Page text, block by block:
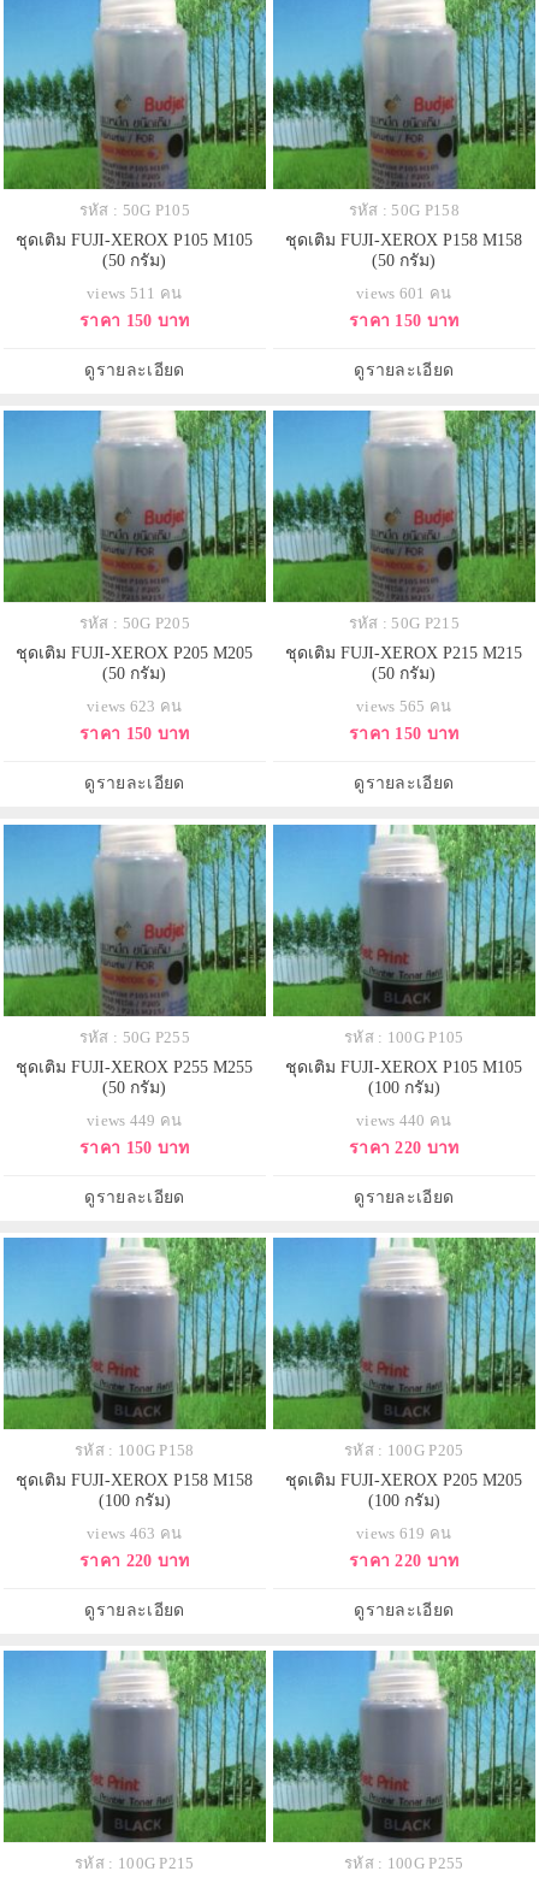
รหัส : 50G P105
ชุดเติม FUJI-XEROX P105 M105
(50 กรัม)
views 511 คน
ราคา 150 บาท
ดูรายละเอียด
รหัส : 50G P158
ชุดเติม FUJI-XEROX P158 M158
(50 กรัม)
views 601 คน
ราคา 150 บาท
ดูรายละเอียด
รหัส : 50G P205
ชุดเติม FUJI-XEROX P205 M205
(50 กรัม)
views 623 คน
ราคา 150 บาท
ดูรายละเอียด
รหัส : 50G P215
ชุดเติม FUJI-XEROX P215 M215
(50 กรัม)
views 565 คน
ราคา 150 บาท
ดูรายละเอียด
รหัส : 50G P255
ชุดเติม FUJI-XEROX P255 M255
(50 กรัม)
views 449 คน
ราคา 150 บาท
ดูรายละเอียด
รหัส : 100G P105
ชุดเติม FUJI-XEROX P105 M105
(100 กรัม)
views 440 คน
ราคา 220 บาท
ดูรายละเอียด
รหัส : 100G P158
ชุดเติม FUJI-XEROX P158 M158
(100 กรัม)
views 463 คน
ราคา 220 บาท
ดูรายละเอียด
รหัส : 100G P205
ชุดเติม FUJI-XEROX P205 M205
(100 กรัม)
views 619 คน
ราคา 220 บาท
ดูรายละเอียด
รหัส : 100G P215
รหัส : 100G P255